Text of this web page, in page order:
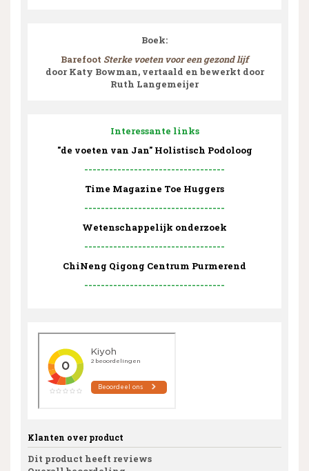
Boek:
Barefoot Sterke voeten voor een gezond lijf
door Katy Bowman, vertaald en bewerkt door
Ruth Langemeijer
Interessante links
"de voeten van Jan" Holistisch Podoloog
----------------------------------
Time Magazine Toe Huggers
----------------------------------
Wetenschappelijk onderzoek
----------------------------------
ChiNeng Qigong Centrum Purmerend
----------------------------------
Klanten over product
Dit product heeft reviews